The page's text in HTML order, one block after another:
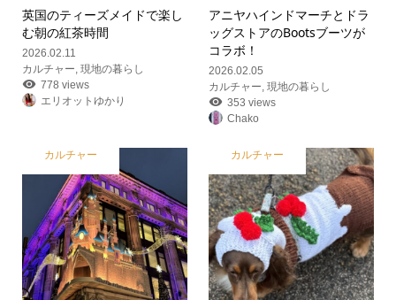
英国のティーズメイドで楽し
む朝の紅茶時間
2026.02.11
カルチャー, 現地の暮らし
778 views
エリオットゆかり
アニヤハインドマーチとドラ
ッグストアのBootsブーツが
コラボ！
2026.02.05
カルチャー,現地の暮らし
353 views
Chako
カルチャー カルチャー